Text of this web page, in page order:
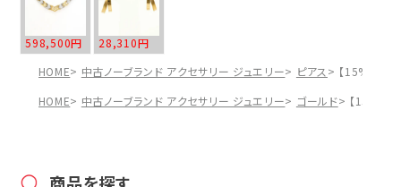
598,500円
28,310円
HOME
中古ノーブランド アクセサリー ジュエリー ピアス
【15%OFF
HOME
中古ノーブランド アクセサリー ジュエリー ゴールド 【